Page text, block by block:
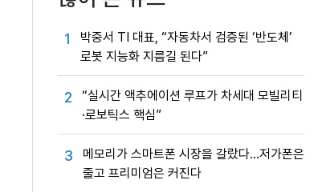
1
박중서 TI 대표, “자동차서 검증된 ‘반도체’
로봇 지능화 지름길 된다”
2
“실시간 액추에이션 루프가 차세대 모빌리티
·로보틱스 핵심”
3
메모리가 스마트폰 시장을 갈랐다…저가폰은
줄고 프리미엄은 커진다